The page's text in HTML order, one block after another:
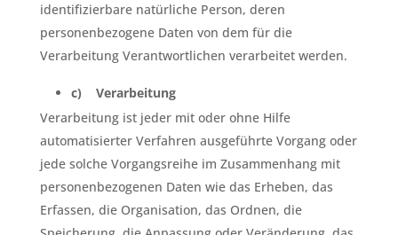
identifizierbare natürliche Person, deren
personenbezogene Daten von dem für die
Verarbeitung Verantwortlichen verarbeitet werden.
c) Verarbeitung
Verarbeitung ist jeder mit oder ohne Hilfe
automatisierter Verfahren ausgeführte Vorgang oder
jede solche Vorgangsreihe im Zusammenhang mit
personenbezogenen Daten wie das Erheben, das
Erfassen, die Organisation, das Ordnen, die